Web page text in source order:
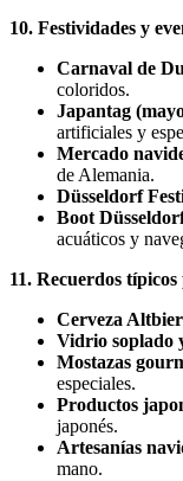
10. Festividades y
Carnaval de
coloridos.
Japantag
artificiales y
Mercado
de Alemania.
Düsseldorf
Boot
acuáticos y
11. Recuerdos
Cerveza Altbier
Vidrio soplado
Mostazas
especiales.
Productos
japonés.
Artesanías
mano.